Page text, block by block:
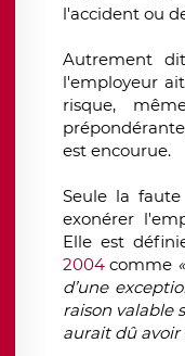
l'accident ou
Autrement
l'employeur
risque,
est encourue.
Seule la
exonérer
Elle est
2004 comme
d’une
raison valable
aurait dû avoir